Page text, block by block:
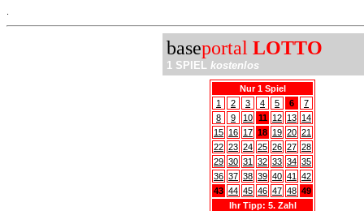
baseportal LOTTO
1 SPIEL kostenlos
Nur 1 Spiel
1
2 3 4 5 6
7
8
9 10 11 12 13 14
15 16 17 18 19 20 21
22 23 24 25 26 27 28
29 30 31 32 33 34 35
36 37 38 39 40 41
42
43 44 45 46 47 48 49
Ihr Tipp: 5. Zahl